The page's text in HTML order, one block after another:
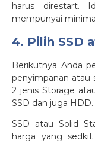
harus direstart.
mempunyai
4. Pilih SSD
Berikutnya Anda
penyimpanan atau
2 jenis Storage
SSD dan juga HDD.
SSD atau Solid
harga yang